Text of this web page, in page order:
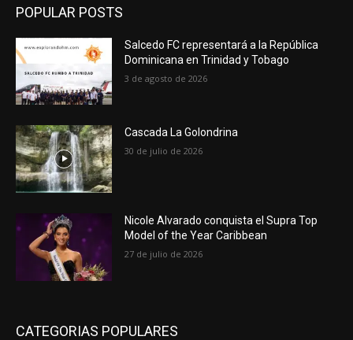
POPULAR POSTS
Salcedo FC representará a la República
Dominicana en Trinidad y Tobago
3 de agosto de 2026
Cascada La Golondrina
30 de julio de 2026
Nicole Alvarado conquista el Supra Top
Model of the Year Caribbean
27 de julio de 2026
CATEGORIAS POPULARES